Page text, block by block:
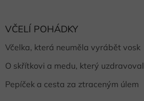
VČELÍ POHÁDKY
Včelka, která neuměla vyrábět vosk
O skřítkovi a medu, který uzdravoval
Pepíček a cesta za ztraceným úlem